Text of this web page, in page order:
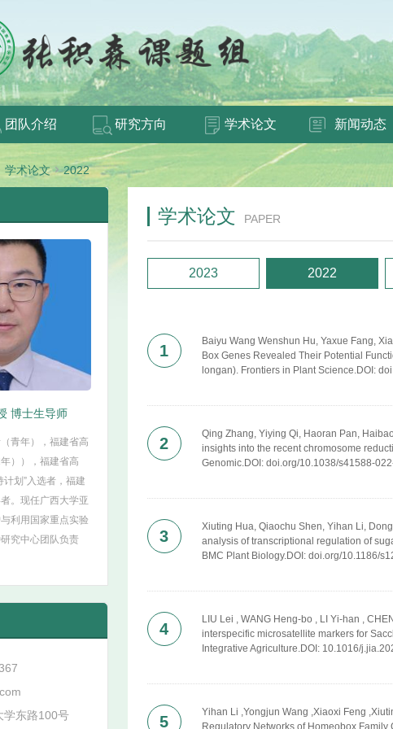
团队介绍 研究方向 学术论文 新闻动态
学术论文2022
博士生导师
青年），福建省高
）），福建省高
划”入选者，福建
。现任广西大学亚
利用国家重点实验
究中心团队负责
学东路100号
学术论文 PAPER
2022
2023
1
Baiyu Wang Wenshun Hu, Yaxue Fang,
Box Genes Revealed Their Potential
longan). Frontiers in Plant Science.DOI:
2
Qing Zhang, Yiying Qi, Haoran Pan,
insights into the recent chromosome
Genomic.DOI: doi.org/10.1038/s41588-
3
Xiuting Hua, Qiaochu Shen, Yihan Li,
analysis of transcriptional regulation of
BMC Plant Biology.DOI: doi.org/10.1186/
4
LIU Lei , WANG Heng-bo , LI Yi-han ,
interspecific microsatellite markers for
Integrative Agriculture.DOI: 10.1016/
5
Yihan Li ,Yongjun Wang ,Xiaoxi Feng
Regulatory Networks of Homeobox